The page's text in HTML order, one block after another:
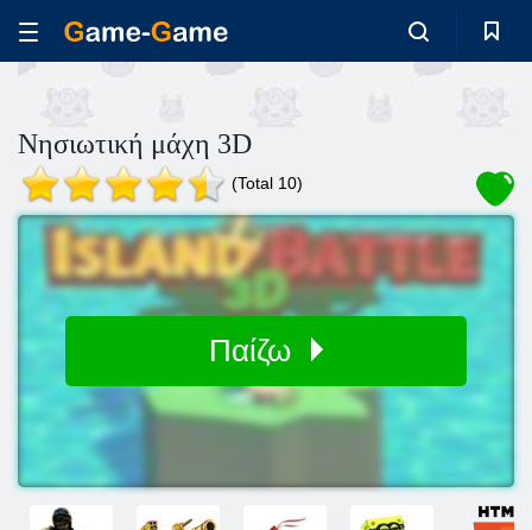
Νησιωτική μάχη 3D
(Total 10)
Παίζω